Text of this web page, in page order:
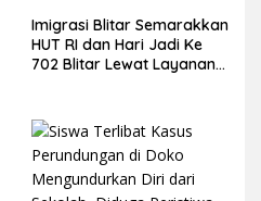
Imigrasi Blitar Semarakkan
HUT RI dan Hari Jadi Ke
702 Blitar Lewat Layanan